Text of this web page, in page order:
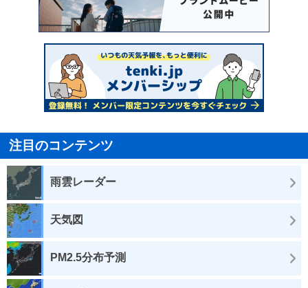
注目のコンテンツ
雨雲レーダー
天気図
PM2.5分布予測